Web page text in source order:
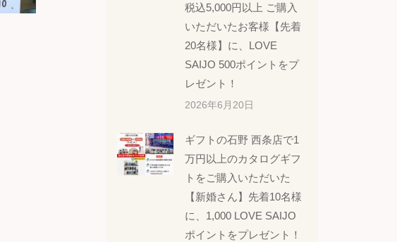
税込5,000円以上 ご購入
いただいたお客様【先着
20名様】に、LOVE
SAIJO 500ポイントをプ
レゼント！
2026年6月20日
ギフトの石野 西条店で1
万円以上のカタログギフ
トをご購入いただいた
【新婚さん】先着10名様
に、1,000 LOVE SAIJO
ポイントをプレゼント！